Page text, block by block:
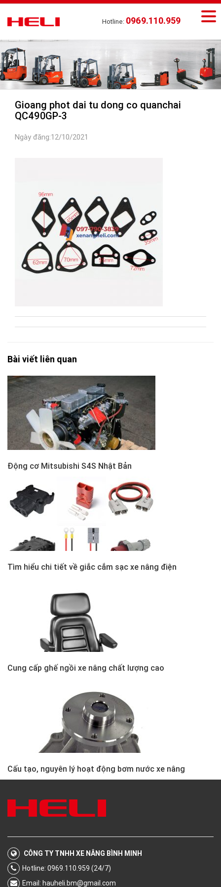
Hotline: 0969.110.959
Gioang phot dai tu dong co quanchai
QC490GP-3
Ngày đăng:12/10/2021
Bài viết liên quan
Động cơ Mitsubishi S4S Nhật Bản
Tìm hiểu chi tiết về giắc cắm sạc xe nâng điện
Cung cấp ghế ngồi xe nâng chất lượng cao
Cấu tạo, nguyên lý hoạt động bơm nước xe nâng
CÔNG TY TNHH XE NÂNG BÌNH MINH
Hotline: 0969.110.959 (24/7)
Email: hauheli.bm@gmail.com